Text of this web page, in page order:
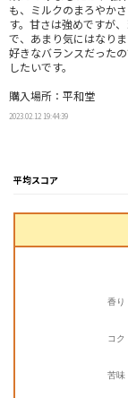
も、ミルクのまろやか
す。甘さは強めですが
で、あまり気にはなり
好きなバランスだった
したいです。
購入場所：平和堂
2023.02.12 19:44:39
平均スコア